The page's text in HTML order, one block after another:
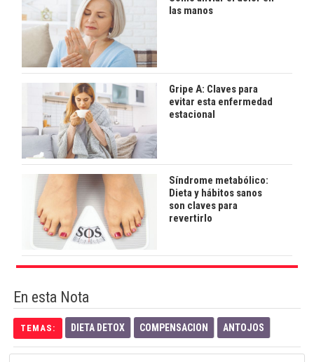
las manos
Gripe A: Claves para
evitar esta enfermedad
estacional
Síndrome metabólico:
Dieta y hábitos sanos
son claves para
revertirlo
En esta Nota
TEMAS: DIETA DETOX COMPENSACION ANTOJOS